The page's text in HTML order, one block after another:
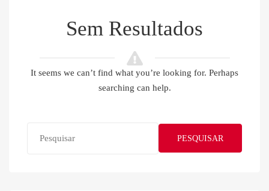
Sem Resultados
It seems we can’t find what you’re looking for. Perhaps
searching can help.
PESQUISAR